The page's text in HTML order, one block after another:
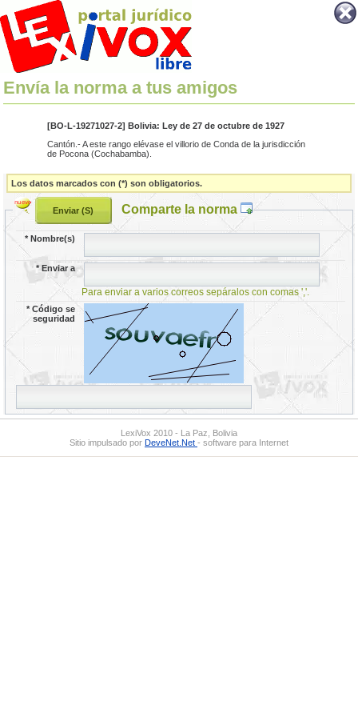
Envía la norma a tus amigos
[BO-L-19271027-2] Bolivia: Ley de 27 de octubre de 1927
Cantón.- A este rango elévase el villorio de Conda de la jurisdicción
de Pocona (Cochabamba).
Los datos marcados con (*) son obligatorios.
Comparte la norma
*Nombre(s)
*Enviar a
Para enviar a varios correos sepáralos con comas ','.
*Código se
seguridad
LexiVox 2010 - La Paz, Bolivia
Sitio impulsado por DeveNet.Net - software para Internet